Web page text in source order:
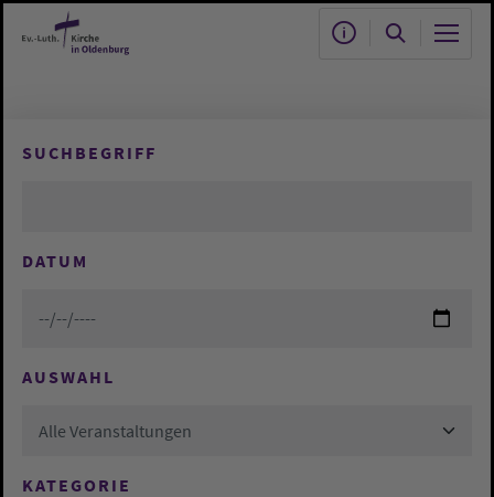
Zum Hauptinhalt springen
SUCHBEGRIFF
DATUM
AUSWAHL
Alle Veranstaltungen
KATEGORIE